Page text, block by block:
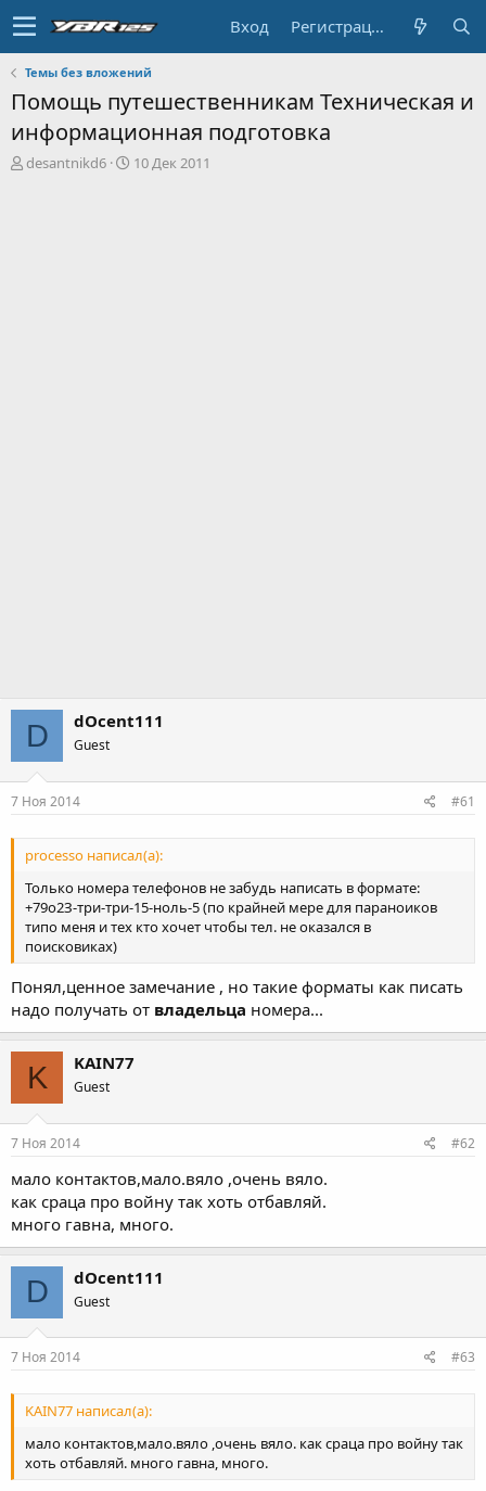
Вход Регистрация
Темы без вложений
Помощь путешественникам Техническая и
информационная подготовка
А
desantnikd6
Д
10 Дек 2011
D dOcent111
Guest
7 Ноя 2014 #61
processo написал(а):
Только номера телефонов не забудь написать в формате:
+79о2З-три-три-15-ноль-5 (по крайней мере для параноиков
типо меня и тех кто хочет чтобы тел. не оказался в
поисковиках)
Понял,ценное замечание , но такие форматы как писать
надо получать от владельца номера...
K KAIN77
Guest
7 Ноя 2014 #62
мало контактов,мало.вяло ,очень вяло.
как сраца про войну так хоть отбавляй.
много гавна, много.
D dOcent111
Guest
7 Ноя 2014 #63
KAIN77 написал(а):
мало контактов,мало.вяло ,очень вяло. как сраца про войну так
хоть отбавляй. много гавна, много.